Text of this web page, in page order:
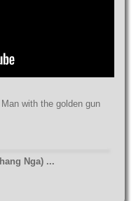
with the golden gun
Nga) ...